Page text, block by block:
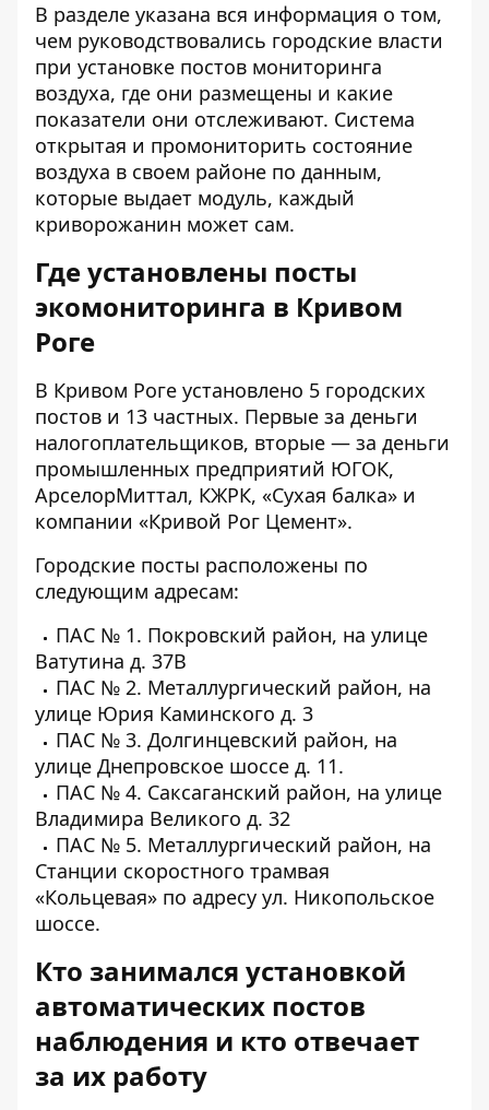
В разделе указана вся информация о том,
чем руководствовались городские власти
при установке постов мониторинга
воздуха, где они размещены и какие
показатели они отслеживают. Система
открытая и промониторить состояние
воздуха в своем районе по данным,
которые выдает модуль, каждый
криворожанин может сам.
Где установлены посты
экомониторинга в Кривом
Роге
В Кривом Роге установлено 5 городских
постов и 13 частных. Первые за деньги
налогоплательщиков, вторые — за деньги
промышленных предприятий ЮГОК,
АрселорМиттал, КЖРК, «Сухая балка» и
компании «Кривой Рог Цемент».
Городские посты расположены по
следующим адресам:
ПАС № 1. Покровский район, на улице
Ватутина д. 37В
ПАС № 2. Металлургический район, на
улице Юрия Каминского д. 3
ПАС № 3. Долгинцевский район, на
улице Днепровское шоссе д. 11.
ПАС № 4. Саксаганский район, на улице
Владимира Великого д. 32
ПАС № 5. Металлургический район, на
Станции скоростного трамвая
«Кольцевая» по адресу ул. Никопольское
шоссе.
Кто занимался установкой
автоматических постов
наблюдения и кто отвечает
за их работу